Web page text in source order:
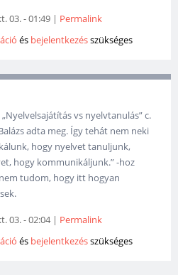
03. - 01:49 | Permalink
és bejelentkezésszükséges
vs nyelvtanulás” c.
adta meg. Így tehát nem neki
hogy nyelvet tanuljunk,
hogy kommunikáljunk.” -hoz
tudom, hogy itt hogyan
03. - 02:04| Permalink
és bejelentkezésszükséges